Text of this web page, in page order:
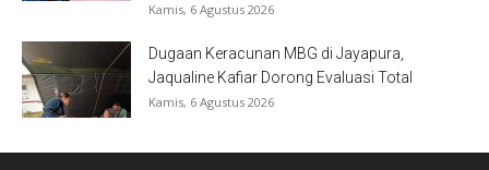
Kamis, 6 Agustus 2026
Dugaan Keracunan MBG di Jayapura,
Jaqualine Kafiar Dorong Evaluasi Total
Kamis, 6 Agustus 2026